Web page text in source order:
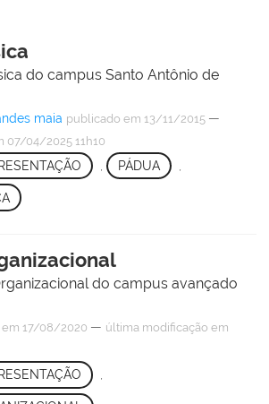
do campus Santo Antônio de
maia publicado em 13/11/2015 —
07/04/2025 11h10
PÁDUA
do campus avançado
em 17/08/2020 — última modificação em
,